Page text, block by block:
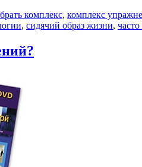
комплекс, комплекс
, сидячий образ жизни,